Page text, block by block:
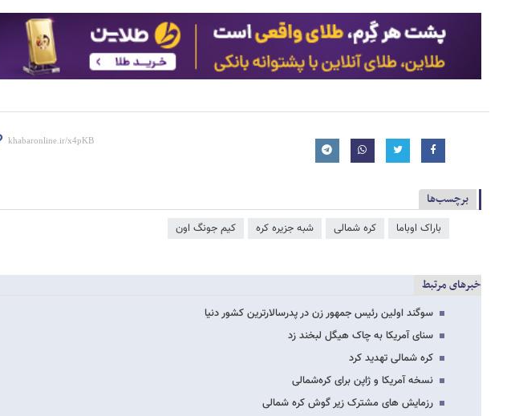
برچسب‌ها
باراک اوباما کره شمالی شبه جزیره کره کیم جونگ اون
خبرهای مرتبط
سوگند اولین رئیس جمهور زن در پدرسالارترین کشور دنیا
سنای آمریکا به چاک هیگل لبخند زد
کره شمالی تهدید کرد
نسخه آمریکا و ژاپن برای کره‌شمالی
رزمایش های مشترک زیر گوش کره شمالی